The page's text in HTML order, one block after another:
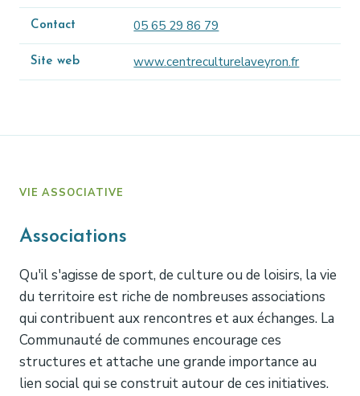
Contact 05 65 29 86 79
Site web www.centreculturelaveyron.fr
VIE ASSOCIATIVE
Associations
Qu'il s'agisse de sport, de culture ou de loisirs, la vie
du territoire est riche de nombreuses associations
qui contribuent aux rencontres et aux échanges. La
Communauté de communes encourage ces
structures et attache une grande importance au
lien social qui se construit autour de ces initiatives.